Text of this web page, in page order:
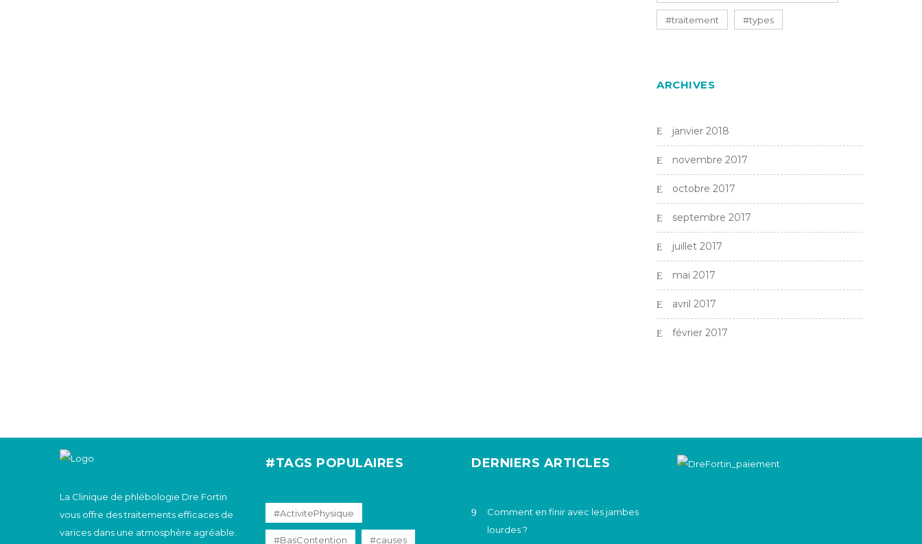
#traitement #types
ARCHIVES
janvier 2018
novembre 2017
octobre 2017
septembre 2017
juillet 2017
mai 2017
avril 2017
février 2017
La Clinique de phlébologie Dre Fortin
vous offre des traitements efficaces de
varices dans une atmosphère agréable.
#TAGS POPULAIRES
#ActivitePhysique
#BasContention #causes
DERNIERS ARTICLES
Comment en finir avec les jambes
lourdes ?